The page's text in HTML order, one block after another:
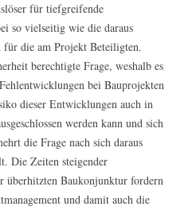
für tiefgreifende
so vielseitig wie die daraus
für die am Projekt Beteiligten.
berechtigte Frage, weshalb es
bei Bauprojekten
dieser Entwicklungen auch in
werden kann und sich
die Frage nach sich daraus
Die Zeiten steigender
überhitzten Baukonjunktur fordern
und damit auch die